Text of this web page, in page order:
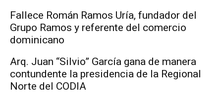
Fallece Román Ramos Uría, fundador del
Grupo Ramos y referente del comercio
dominicano
Arq. Juan “Silvio” García gana de manera
contundente la presidencia de la Regional
Norte del CODIA